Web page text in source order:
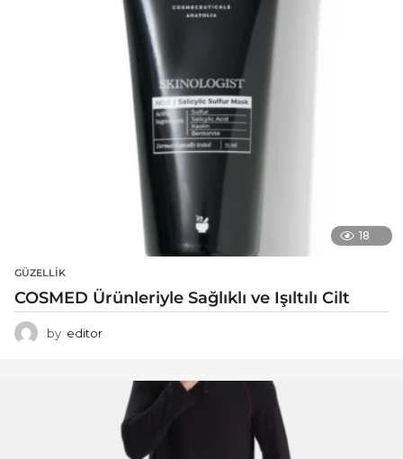
18
GÜZELLIK
COSMED Ürünleriyle Sağlıklı ve Işıltılı Cilt
by editor